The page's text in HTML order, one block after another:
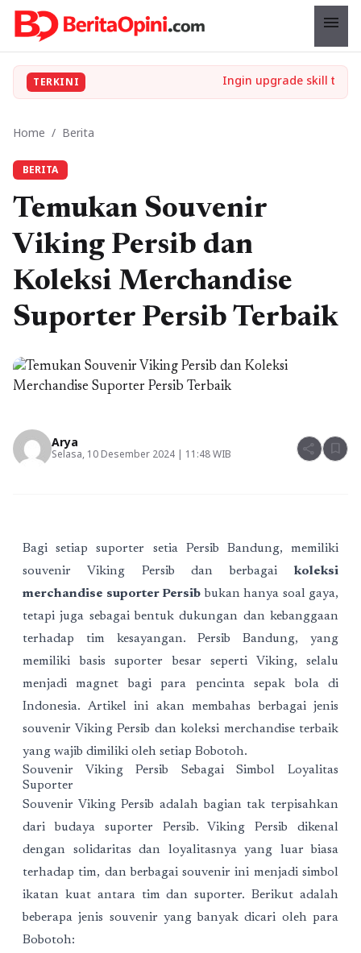
menu
TERKINI
Home / Berita
BERITA
Temukan Souvenir
Viking Persib dan
Koleksi Merchandise
Suporter Persib Terbaik
Arya
Selasa, 10 Desember 2024 | 11:48 WIB share bookmark
Bagi setiap suporter setia Persib Bandung, memiliki
souvenir Viking Persib dan berbagaikoleksi
merchandise suporter Persib bukan hanya soal gaya,
tetapi juga sebagai bentuk dukungan dan kebanggaan
terhadap tim kesayangan. Persib Bandung, yang
memiliki basis suporter besar seperti Viking, selalu
menjadi magnet bagi para pencinta sepak bola di
Indonesia. Artikel ini akan membahas berbagai jenis
souvenir Viking Persib dan koleksi merchandise terbaik
yang wajib dimiliki oleh setiap Bobotoh.
Souvenir Viking Persib Sebagai Simbol Loyalitas
Suporter
Souvenir Viking Persib adalah bagian tak terpisahkan
dari budaya suporter Persib. Viking Persib dikenal
dengan solidaritas dan loyalitasnya yang luar biasa
terhadap tim, dan berbagai souvenir ini menjadi simbol
ikatan kuat antara tim dan suporter. Berikut adalah
beberapa jenis souvenir yang banyak dicari oleh para
Bobotoh: